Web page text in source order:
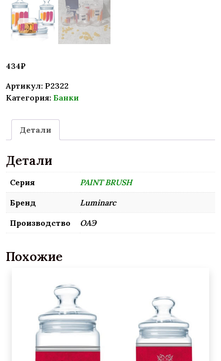
434₽
Артикул: P2322
Категория: Банки
Детали
Детали
Серия PAINT BRUSH
Бренд Luminarc
Производство ОАЭ
Похожие